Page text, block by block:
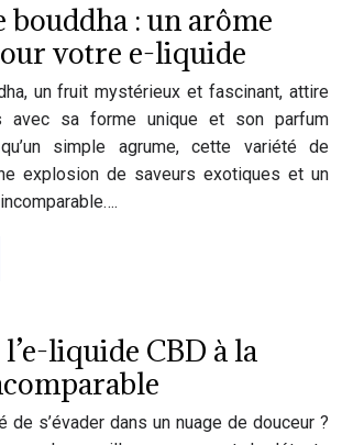
bouddha : un arôme
votre e-liquide
un fruit mystérieux et fascinant, attire
avec sa forme unique et son parfum
simple agrume, cette variété de
explosion de saveurs exotiques et un
liquide CBD à la
de s’évader dans un nuage de douceur ?